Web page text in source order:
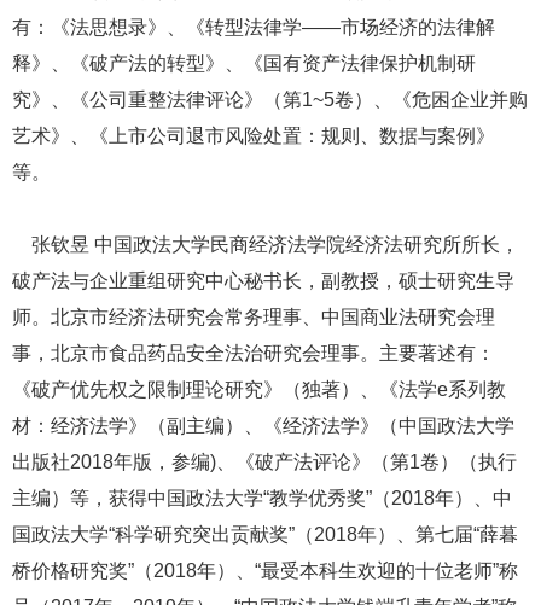
有：《法思想录》、《转型法律学——市场经济的法律解
释》、《破产法的转型》、《国有资产法律保护机制研
究》、《公司重整法律评论》（第1~5卷）、《危困企业并购
艺术》、《上市公司退市风险处置：规则、数据与案例》
等。
张钦昱 中国政法大学民商经济法学院经济法研究所所长，
破产法与企业重组研究中心秘书长，副教授，硕士研究生导
师。北京市经济法研究会常务理事、中国商业法研究会理
事，北京市食品药品安全法治研究会理事。主要著述有：
《破产优先权之限制理论研究》（独著）、《法学e系列教
材：经济法学》（副主编）、《经济法学》（中国政法大学
出版社2018年版，参编)、《破产法评论》（第1卷）（执行
主编）等，获得中国政法大学“教学优秀奖”（2018年）、中
国政法大学“科学研究突出贡献奖”（2018年）、第七届“薛暮
桥价格研究奖”（2018年）、“最受本科生欢迎的十位老师”称